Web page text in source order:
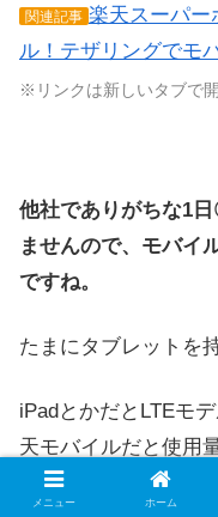
関連記事 楽天スーパー
ル！テザリングでモ
※リンクは新しいタブで
他社でありがちな1
ませんので、モバイ
ですね。
たまにタブレットを
iPadとかだとLTEモ
天モバイルだと使用
す。
メニュー ホーム